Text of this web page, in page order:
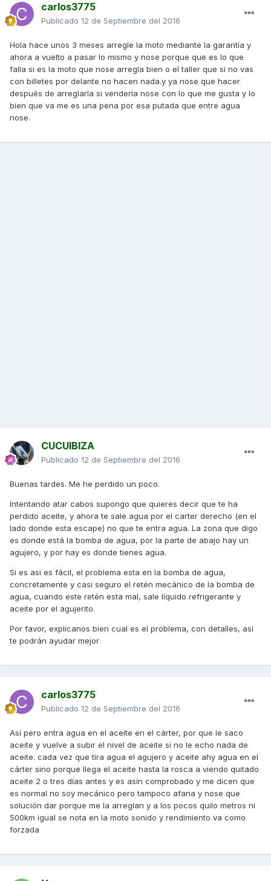
carlos3775
Publicado 12 de Septiembre del 2016
Hola hace unos 3 meses arregle la moto mediante la garantía y
ahora a vuelto a pasar lo mismo y nose porque que es lo que
falla si es la moto que nose arregla bien o el taller que si no vas
con billetes por delante no hacen nada.y ya nose que hacer
después de arreglarla si venderla nose con lo que me gusta y lo
bien que va me es una pena por esa putada que entre agua
nose.
CUCUIBIZA
Publicado 12 de Septiembre del 2016
Buenas tardes. Me he perdido un poco.
Intentando atar cabos supongo que quieres decir que te ha
perdido aceite, y ahora te sale agua por el carter derecho (en el
lado donde esta escape) no que te entra agua. La zona que digo
es donde está la bomba de agua, por la parte de abajo hay un
agujero, y por hay es donde tienes agua.
Si es asi es fácil, el problema esta en la bomba de agua,
concretamente y casi seguro el retén mecánico de la bomba de
agua, cuando este retén esta mal, sale líquido refrigerante y
aceite por el agujerito.
Por favor, explicanos bien cual es el problema, con detalles, así
te podrán ayudar mejor
carlos3775
Publicado 12 de Septiembre del 2016
Así pero entra agua en el aceite en el cárter, por que le saco
aceite y vuelve a subir el nivel de aceite si no le echo nada de
aceite. cada vez que tira agua el agujero y aceite ahy agua en el
cárter sino porque llega el aceite hasta la rosca a viendo quitado
aceite 2 o tres días antes y es asín comprobado y me dicen que
es normal no soy mecánico pero tampoco afana y nose que
solución dar porque me la arreglan y a los pocos quilo metros ni
500km igual se nota en la moto sonido y rendimiento va como
forzada